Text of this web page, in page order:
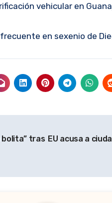
vehicular en
en sexenio de
bolita” tras EU acusa a